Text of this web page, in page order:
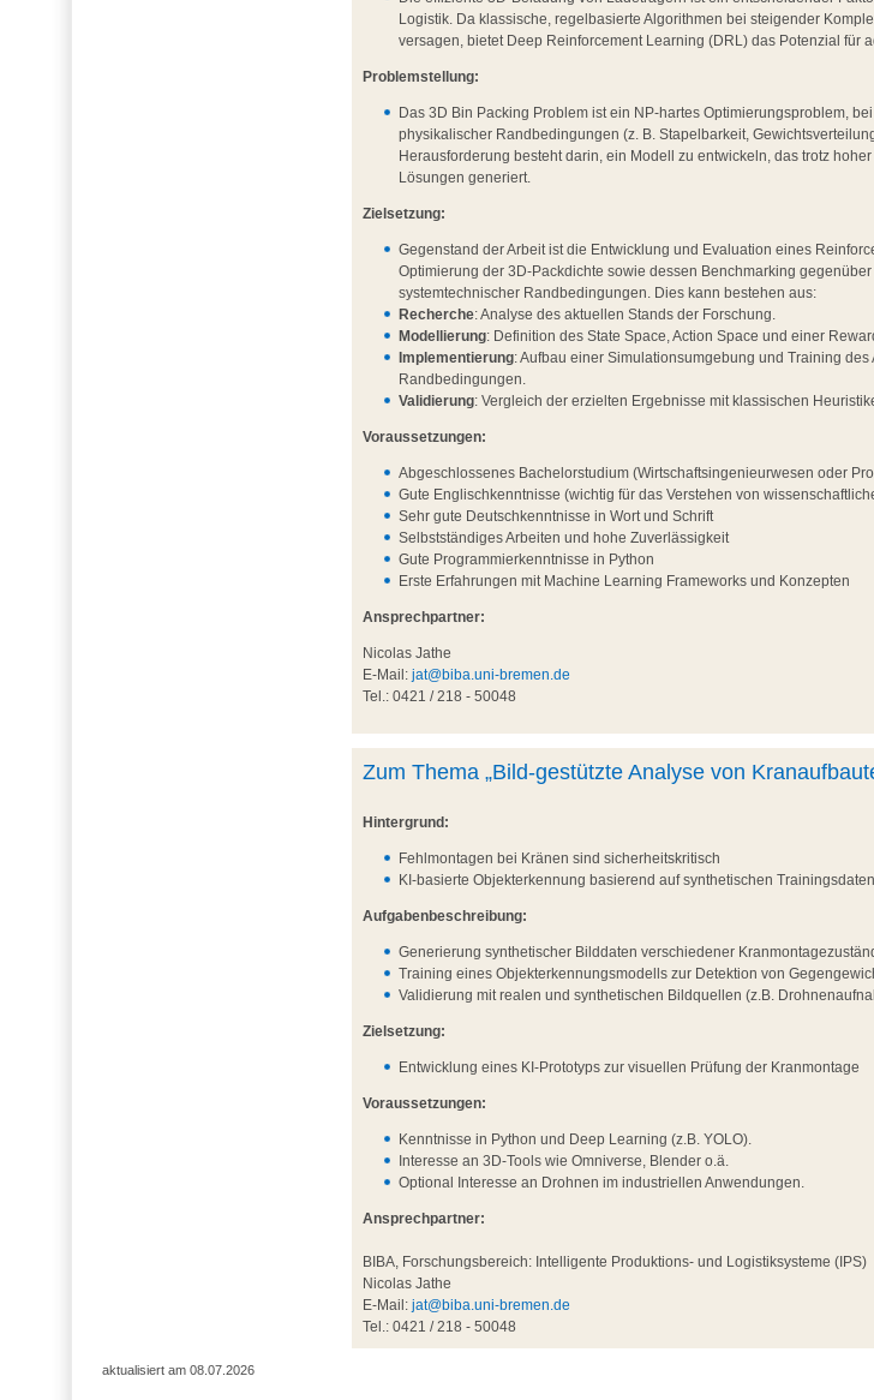
Logistik. Da klassische, regelbasierte Algorithmen bei steigender
versagen, bietet Deep Reinforcement Learning (DRL) das Potenzial für
Problemstellung:
Das 3D Bin Packing Problem ist ein NP-hartes Optimierungsproblem,
physikalischer Randbedingungen (z. B. Stapelbarkeit,
Herausforderung besteht darin, ein Modell zu entwickeln, das trotz
Lösungen generiert.
Zielsetzung:
Gegenstand der Arbeit ist die Entwicklung und Evaluation eines
Optimierung der 3D-Packdichte sowie dessen Benchmarking
systemtechnischer Randbedingungen. Dies kann bestehen aus:
Recherche: Analyse des aktuellen Stands der Forschung.
Modellierung: Definition des State Space, Action Space und einer
Implementierung: Aufbau einer Simulationsumgebung und Training
Randbedingungen.
Validierung: Vergleich der erzielten Ergebnisse mit klassischen
Voraussetzungen:
Abgeschlossenes Bachelorstudium (Wirtschaftsingenieurwesen oder
Gute Englischkenntnisse (wichtig für das Verstehen von
Sehr gute Deutschkenntnisse in Wort und Schrift
Selbstständiges Arbeiten und hohe Zuverlässigkeit
Gute Programmierkenntnisse in Python
Erste Erfahrungen mit Machine Learning Frameworks und Konzepten
Ansprechpartner:
Nicolas Jathe
E-Mail:jat@biba.uni-bremen.de
Tel.: 0421 / 218 - 50048
Zum Thema „Bild-gestützte Analyse von
Hintergrund:
Fehlmontagen bei Kränen sind sicherheitskritisch
KI-basierte Objekterkennung basierend auf synthetischen
Aufgabenbeschreibung:
Generierung synthetischer Bilddaten verschiedener
Training eines Objekterkennungsmodells zur Detektion von
Validierung mit realen und synthetischen Bildquellen (z.B.
Zielsetzung:
Entwicklung eines KI-Prototyps zur visuellen Prüfung der Kranmontage
Voraussetzungen:
Kenntnisse in Python und Deep Learning (z.B. YOLO).
Interesse an 3D-Tools wie Omniverse, Blender o.ä.
Optional Interesse an Drohnen im industriellen Anwendungen.
Ansprechpartner:
BIBA, Forschungsbereich: Intelligente Produktions- und Logistiksysteme (IPS)
Nicolas Jathe
E-Mail:jat@biba.uni-bremen.de
Tel.: 0421 / 218 - 50048
aktualisiert am 08.07.2026